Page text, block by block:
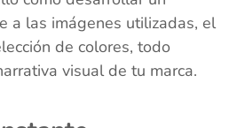
a las imágenes utilizadas, el
de colores, todo
visual de tu marca.